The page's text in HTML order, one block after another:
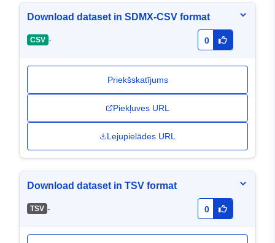
Download dataset in SDMX-CSV format
CSV - 0
Priekšskatījums
Piekļuves URL
Lejupielādes URL
Download dataset in TSV format
TSV - 0